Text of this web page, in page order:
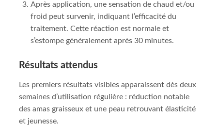
Après application, une sensation de chaud et/ou
froid peut survenir, indiquant l’efficacité du
traitement. Cette réaction est normale et
s’estompe généralement après 30 minutes.
Résultats attendus
Les premiers résultats visibles apparaissent dès deux
semaines d’utilisation régulière : réduction notable
des amas graisseux et une peau retrouvant élasticité
et jeunesse.